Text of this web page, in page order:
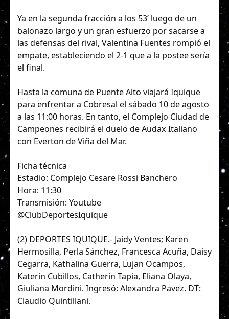
Ya en la segunda fracción a los 53’ luego de un
balonazo largo y un gran esfuerzo por sacarse a
las defensas del rival, Valentina Fuentes rompió el
empate, estableciendo el 2-1 que a la postee sería
el final.
Hasta la comuna de Puente Alto viajará Iquique
para enfrentar a Cobresal el sábado 10 de agosto
a las 11:00 horas. En tanto, el Complejo Ciudad de
Campeones recibirá el duelo de Audax Italiano
con Everton de Viña del Mar.
Ficha técnica
Estadio: Complejo Cesare Rossi Banchero
Hora: 11:30
Transmisión: Youtube
@ClubDeportesIquique
(2) DEPORTES IQUIQUE.- Jaidy Ventes; Karen
Hermosilla, Perla Sánchez, Francesca Acuña, Daisy
Cegarra, Kathalina Guerra, Lujan Ocampos,
Katerin Cubillos, Catherin Tapia, Eliana Olaya,
Giuliana Mordini. Ingresó: Alexandra Pavez. DT:
Claudio Quintillani.